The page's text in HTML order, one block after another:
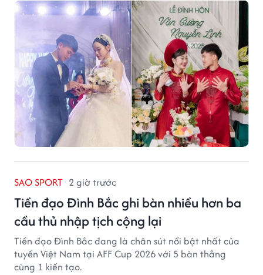
SAO SPORT 2 giờ trước
Tiền đạo Đình Bắc ghi bàn nhiều hơn ba
cầu thủ nhập tịch cộng lại
Tiền đạo Đình Bắc đang là chân sút nổi bật nhất của
tuyển Việt Nam tại AFF Cup 2026 với 5 bàn thắng
cùng 1 kiến tạo.